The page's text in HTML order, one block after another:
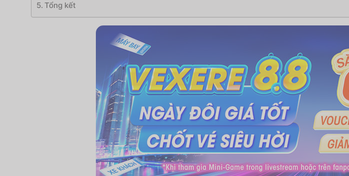
Tổng kết